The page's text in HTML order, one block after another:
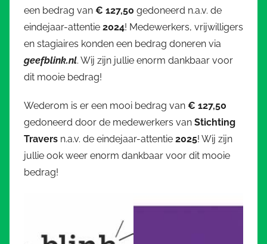
een bedrag van € 127,50 gedoneerd n.a.v. de
eindejaar-attentie 2024! Medewerkers, vrijwilligers
en stagiaires konden een bedrag doneren via
geefblink.nl. Wij zijn jullie enorm dankbaar voor
dit mooie bedrag!
Wederom is er een mooi bedrag van € 127,50
gedoneerd door de medewerkers van Stichting
Travers n.a.v. de eindejaar-attentie 2025! Wij zijn
jullie ook weer enorm dankbaar voor dit mooie
bedrag!